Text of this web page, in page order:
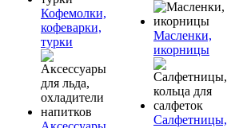
Кофемолки,
кофеварки,
турки
Масленки,
икорницы
Салфетницы,